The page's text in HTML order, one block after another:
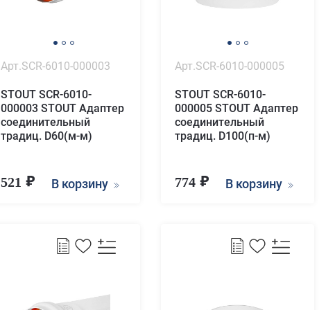
Арт.SCR-6010-000003
STOUT SCR-6010-
000003 STOUT Адаптер
соединительный
традиц. D60(м-м)
521 В корзину
Арт.SCR-6010-000005
STOUT SCR-6010-
000005 STOUT Адаптер
соединительный
традиц. D100(п-м)
774 В корзину